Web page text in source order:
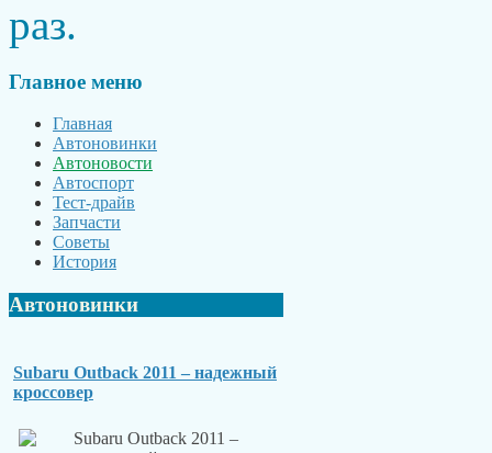
раз.
Главное меню
Главная
Автоновинки
Автоновости
Автоспорт
Тест-драйв
Запчасти
Советы
История
Автоновинки
Subaru Outback 2011 – надежный
кроссовер